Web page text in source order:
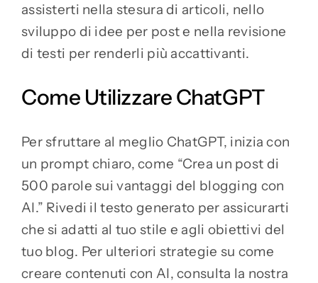
assisterti nella stesura di articoli, nello
sviluppo di idee per post e nella revisione
di testi per renderli più accattivanti.
Come Utilizzare ChatGPT
Per sfruttare al meglio ChatGPT, inizia con
un prompt chiaro, come “Crea un post di
500 parole sui vantaggi del blogging con
AI.” Rivedi il testo generato per assicurarti
che si adatti al tuo stile e agli obiettivi del
tuo blog. Per ulteriori strategie su come
creare contenuti con AI, consulta la nostra